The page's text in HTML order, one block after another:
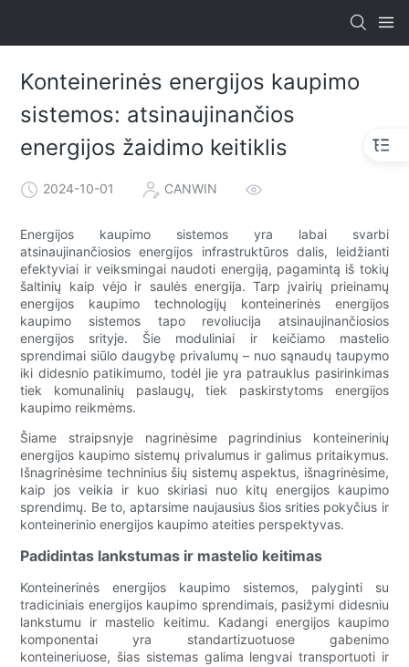
Konteinerinės energijos kaupimo
sistemos: atsinaujinančios
energijos žaidimo keitiklis
2024-10-01 CANWIN
Energijos kaupimo sistemos yra labai svarbi
atsinaujinančiosios energijos infrastruktūros dalis, leidžianti
efektyviai ir veiksmingai naudoti energiją, pagamintą iš tokių
šaltinių kaip vėjo ir saulės energija. Tarp įvairių prieinamų
energijos kaupimo technologijų konteinerinės energijos
kaupimo sistemos tapo revoliucija atsinaujinančiosios
energijos srityje. Šie moduliniai ir keičiamo mastelio
sprendimai siūlo daugybę privalumų – nuo ​​sąnaudų taupymo
iki didesnio patikimumo, todėl jie yra patrauklus pasirinkimas
tiek komunalinių paslaugų, tiek paskirstytoms energijos
kaupimo reikmėms.
Šiame straipsnyje nagrinėsime pagrindinius konteinerinių
energijos kaupimo sistemų privalumus ir galimus pritaikymus.
Išnagrinėsime techninius šių sistemų aspektus, išnagrinėsime,
kaip jos veikia ir kuo skiriasi nuo kitų energijos kaupimo
sprendimų. Be to, aptarsime naujausius šios srities pokyčius ir
konteinerinio energijos kaupimo ateities perspektyvas.
Padidintas lankstumas ir mastelio keitimas
Konteinerinės energijos kaupimo sistemos, palyginti su
tradiciniais energijos kaupimo sprendimais, pasižymi didesniu
lankstumu ir mastelio keitimu. Kadangi energijos kaupimo
komponentai yra standartizuotuose gabenimo
konteineriuose, šias sistemas galima lengvai transportuoti ir